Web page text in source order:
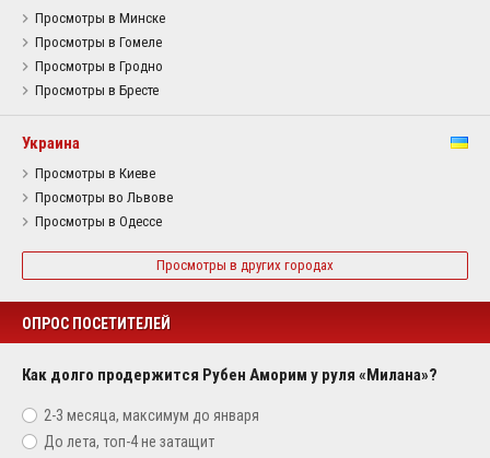
Просмотры в Минске
Просмотры в Гомеле
Просмотры в Гродно
Просмотры в Бресте
Украина
Просмотры в Киеве
Просмотры во Львове
Просмотры в Одессе
Просмотры в других городах
ОПРОС ПОСЕТИТЕЛЕЙ
Как долго продержится Рубен Аморим у руля «Милана»?
2-3 месяца, максимум до января
До лета, топ-4 не затащит